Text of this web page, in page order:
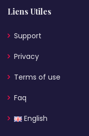
Liens Utiles
Support
Privacy
Terms of use
Faq
English